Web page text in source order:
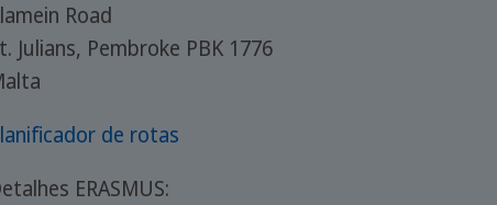
Road
Julians, Pembroke PBK 1776
de rotas
ERASMUS: